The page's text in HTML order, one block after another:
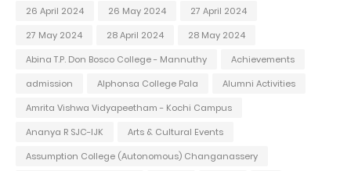
26 April 2024
26 May 2024
27 April 2024
27 May 2024
28 April 2024
28 May 2024
Abina T.P. Don Bosco College - Mannuthy
Achievements
admission
Alphonsa College Pala
Alumni Activities
Amrita Vishwa Vidyapeetham - Kochi Campus
Ananya R SJC-IJK
Arts & Cultural Events
Assumption College (Autonomous) Changanassery